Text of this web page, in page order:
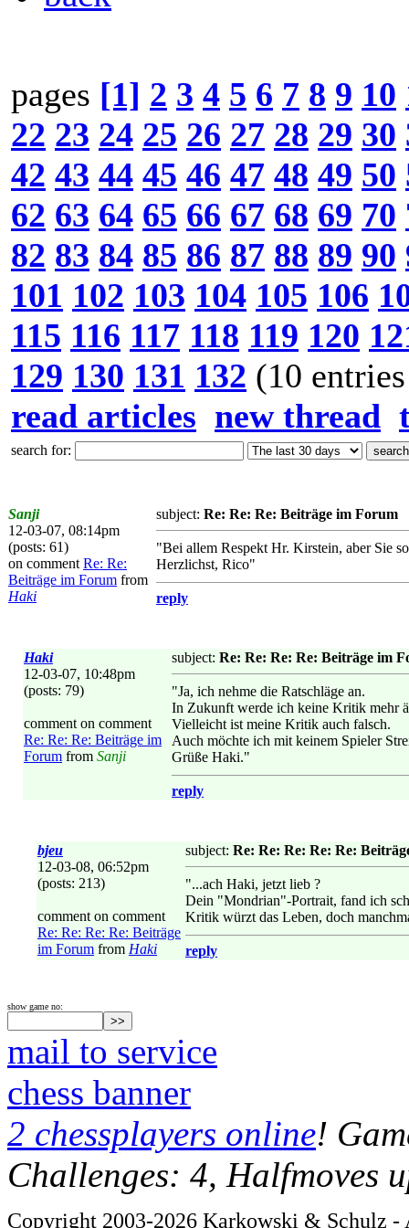
pages [1] 2 3 4 5 6 7 8 9 10
22 23 24 25 26 27 28 29 30
42 43 44 45 46 47 48 49 50
62 63 64 65 66 67 68 69 70
82 83 84 85 86 87 88 89 90
101 102 103 104 105 106
115 116 117 118 119 120
129 130 131 132 (10
read articles new thread
search for:
Sanji
12-03-07, 08:14pm
(posts: 61)
on comment Re: Re:
Beiträge im Forum from
Haki
subject: Re: Re: Re: Beiträge im Forum
"Bei allem Respekt Hr. Kirstein, aber Sie
Herzlichst, Rico"
reply
Haki
12-03-07, 10:48pm
(posts: 79)
comment on comment
Re: Re: Re: Beiträge im
Forum from Sanji
subject: Re: Re: Re: Re: Beiträge im
"Ja, ich nehme die Ratschläge an.
In Zukunft werde ich keine Kritik mehr
Vielleicht ist meine Kritik auch falsch.
Auch möchte ich mit keinem Spieler
Grüße Haki."
reply
bjeu
12-03-08, 06:52pm
(posts: 213)
comment on comment
Re: Re: Re: Re: Beiträge
im Forum from Haki
subject: Re: Re: Re: Re: Re:
"...ach Haki, jetzt lieb ?
Dein "Mondrian"-Portrait, fand ich
Kritik würzt das Leben, doch
reply
show game no:
mail to service
chess banner
2 chessplayers online!
Challenges: 4, Halfmoves
Copyright 2003-2026 Karkowski & Schulz